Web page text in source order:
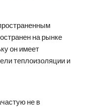
на рынке
он имеет
теплоизоляции и
не в